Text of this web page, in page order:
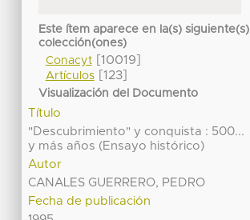
Este ítem aparece en la(s) siguiente(s)
colección(ones)
Conacyt[10019]
Artículos[123]
Visualización del Documento
Título
"Descubrimiento" y conquista : 500...
y más años (Ensayo histórico)
Autor
CANALES GUERRERO, PEDRO
Fecha de publicación